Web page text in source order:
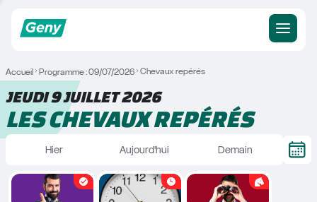
Accueil Programme : 09/07/2026 Chevaux repérés
JEUDI 9 JUILLET 2026
LES CHEVAUX REPÉRÉS
Hier Aujourd'hui Demain